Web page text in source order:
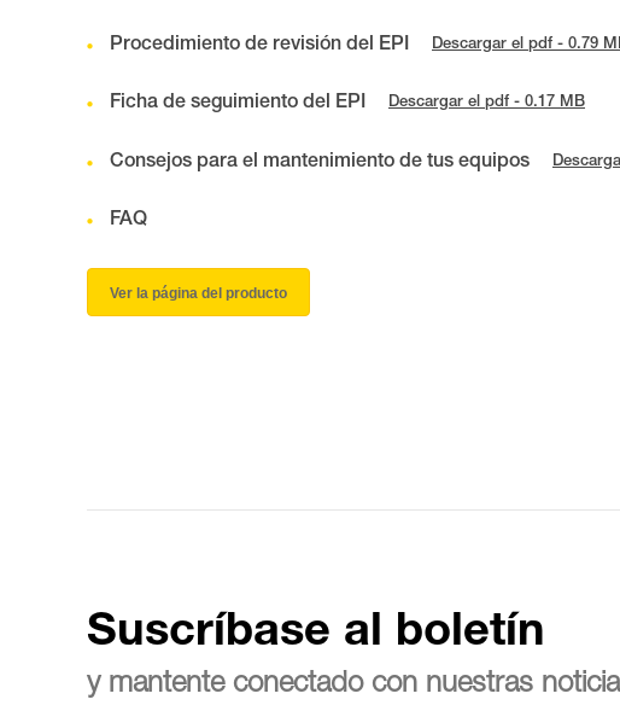
Procedimiento de revisión del EPI Descargar el pdf - 0.79
Ficha de seguimiento del EPI Descargar el pdf - 0.17 MB
Consejos para el mantenimiento de tus equipos
FAQ
Ver la página del producto
Suscríbase al boletín
y mantente conectado con nuestras